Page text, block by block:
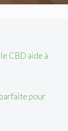
CBD aide à
pour